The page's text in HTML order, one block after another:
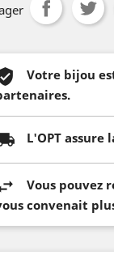
Votre bijou
L'OPT
Vous pouvez
convenait